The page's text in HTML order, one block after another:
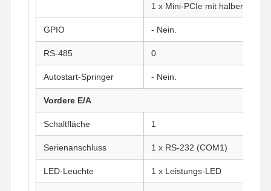
1 x Mini-PCIe mit halber
GPIO - Nein.
RS-485 0
Autostart-Springer - Nein.
Vordere E/A
Schaltfläche 1
Serienanschluss 1 x RS-232 (COM1)
LED-Leuchte 1 x Leistungs-LED